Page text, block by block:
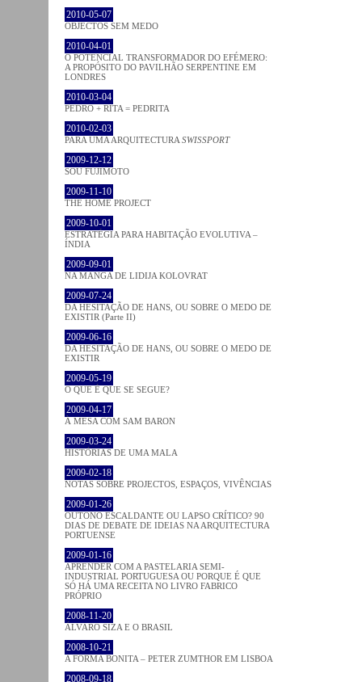
2010-05-07
OBJECTOS SEM MEDO
2010-04-01
O POTENCIAL TRANSFORMADOR DO EFÉMERO:
A PROPÓSITO DO PAVILHÃO SERPENTINE EM
LONDRES
2010-03-04
PEDRO + RITA = PEDRITA
2010-02-03
PARA UMA ARQUITECTURA SWISSPORT
2009-12-12
SOU FUJIMOTO
2009-11-10
THE HOME PROJECT
2009-10-01
ESTRATÉGIA PARA HABITAÇÃO EVOLUTIVA –
ÍNDIA
2009-09-01
NA MANGA DE LIDIJA KOLOVRAT
2009-07-24
DA HESITAÇÃO DE HANS, OU SOBRE O MEDO DE
EXISTIR (Parte II)
2009-06-16
DA HESITAÇÃO DE HANS, OU SOBRE O MEDO DE
EXISTIR
2009-05-19
O QUE É QUE SE SEGUE?
2009-04-17
À MESA COM SAM BARON
2009-03-24
HISTÓRIAS DE UMA MALA
2009-02-18
NOTAS SOBRE PROJECTOS, ESPAÇOS, VIVÊNCIAS
2009-01-26
OUTONO ESCALDANTE OU LAPSO CRÍTICO? 90
DIAS DE DEBATE DE IDEIAS NA ARQUITECTURA
PORTUENSE
2009-01-16
APRENDER COM A PASTELARIA SEMI-
INDUSTRIAL PORTUGUESA OU PORQUE É QUE
SÓ HÁ UMA RECEITA NO LIVRO FABRICO
PRÓPRIO
2008-11-20
ÁLVARO SIZA E O BRASIL
2008-10-21
A FORMA BONITA – PETER ZUMTHOR EM LISBOA
2008-09-18